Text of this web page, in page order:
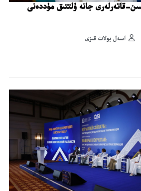
قاتەرلەرى جانە ۇلتتىق مۇددەنى
اسەل بولات قىزى